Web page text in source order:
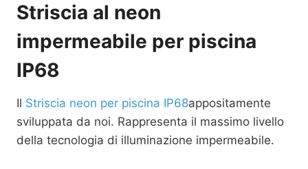
Striscia al neon
impermeabile per piscina
IP68
Il Striscia neon per piscina IP68appositamente
sviluppata da noi. Rappresenta il massimo livello
della tecnologia di illuminazione impermeabile.